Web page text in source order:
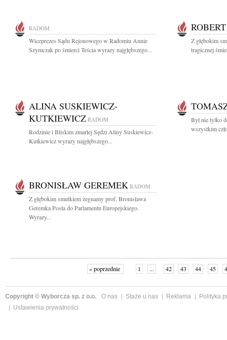
RADOM
Wiceprezes Sądu Rejonowego w Radomiu Annie
Szymczak po śmierci Teścia wyrazy najgłębszego...
Z głębokim
tragicznej
ALINA SUSKIEWICZ-
KUTKIEWICZ RADOM
Rodzinie i Bliskim zmarłej Sędzi Aliny Suskiewicz-
Kutkiewicz wyrazy najgłębszego...
Był nie tylko
wszystkim
BRONISŁAW GEREMEK RADOM
Z głębokim smutkiem żegnamy prof. Bronisława
Geremka Posła do Parlamentu Europejskiego.
Wyrazy...
« poprzednie 1 ... 42 43 44 45
Copyright © Wyborcza sp. z o.o. O nas Staże u nas Reklama
Polityka
Ustawienia prywatności